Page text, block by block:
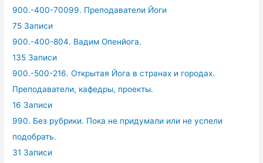
900.-400-70099. Преподаватели Йоги
75 Записи
900.-400-804. Вадим Опенйога.
135 Записи
900.-500-216. Открытая Йога в странах и городах.
Преподаватели, кафедры, проекты.
16 Записи
990. Без рубрики. Пока не придумали или не успели
подобрать.
31 Записи